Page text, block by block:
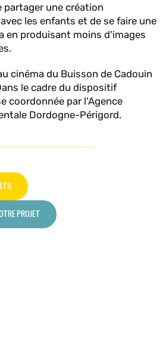
une création
les enfants et de se faire une
en produisant moins d'images
cinéma du Buisson de Cadouin
le cadre du dispositif
coordonnée par l'Agence
Dordogne-Périgord.
PROJET